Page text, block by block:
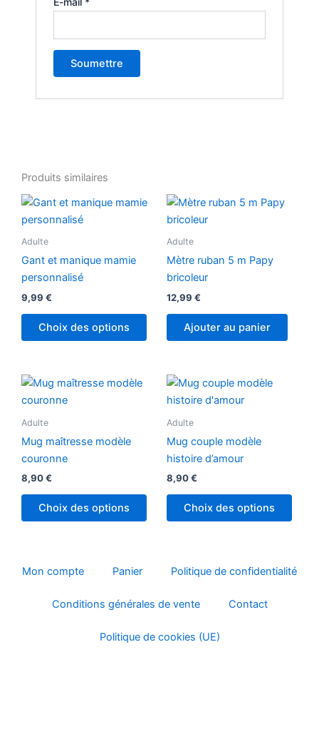
Produits similaires
Adulte
Gant et manique mamie
personnalisé
9,99 €
Choix des options
Adulte
Mètre ruban 5 m Papy
bricoleur
12,99 €
Ajouter au panier
Adulte
Mug maîtresse modèle
couronne
8,90€
Choix des options
Adulte
Mug couple modèle
histoire d’amour
8,90€
Choix des options
être
la
Mon compte Panier Politique de confidentialité
Conditions générales de vente Contact
Politique de cookies (UE)